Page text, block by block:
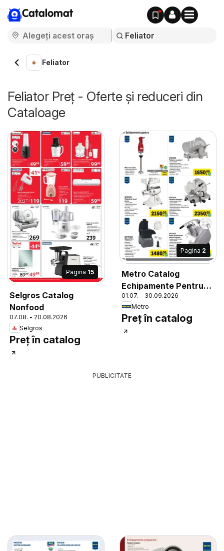
Catalomat
Feliator
Feliator Preț - Oferte și reduceri din
Cataloage
Pagina 15
Selgros Catalog
Nonfood
07.08. - 20.08.2026
Selgros
Preț în catalog
Pagina 2
Metro Catalog
Echipamente Pentru
Horeca
01.07. - 30.09.2026
Metro
Preț în catalog
PUBLICITATE